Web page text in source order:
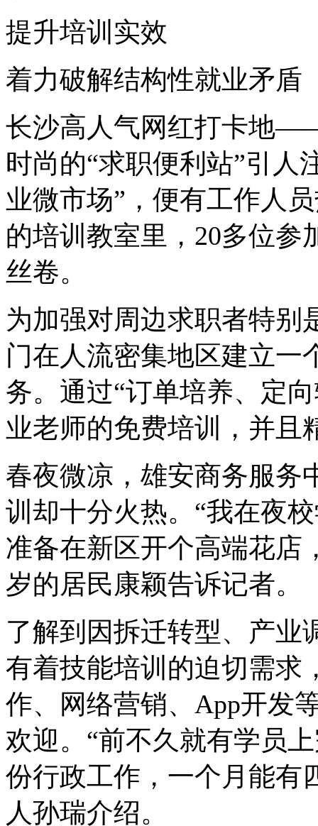
提升培训实效
着力破解结构性就业矛盾
长沙高人气网红打卡地
时尚的“求职便利站”引人
业微市场”，便有工作人
的培训教室里，20多位参
丝卷。
为加强对周边求职者特别
门在人流密集地区建立一
务。通过“订单培养、定
业老师的免费培训，并且
春夜微凉，雄安商务服务
训却十分火热。“我在夜
准备在新区开个高端花店
岁的居民康颖告诉记者。
了解到因拆迁转型、产业
有着技能培训的迫切需求
作、网络营销、App开发
欢迎。“前不久就有学员
份行政工作，一个月能有
人孙瑞介绍。